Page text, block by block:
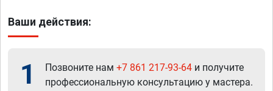
Ваши действия:
1 Позвоните нам +7 861 217-93-64 и получите
профессиональную консультацию у мастера.